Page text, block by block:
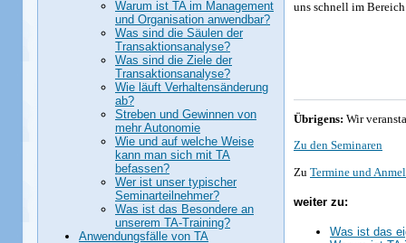
Warum ist TA im Management
und Organisation anwendbar?
Was sind die Säulen der
Transaktionsanalyse?
Was sind die Ziele der
Transaktionsanalyse?
Wie läuft Verhaltensänderung
ab?
Streben und Gewinnen von
mehr Autonomie
Wie und auf welche Weise
kann man sich mit TA
befassen?
Wer ist unser typischer
Seminarteilnehmer?
Was ist das Besondere an
unserem TA-Training?
Anwendungsfälle von TA
uns schnell im
Übrigens: Wir
Zu den Seminaren
Zu Termine und
weiter zu:
Was ist das